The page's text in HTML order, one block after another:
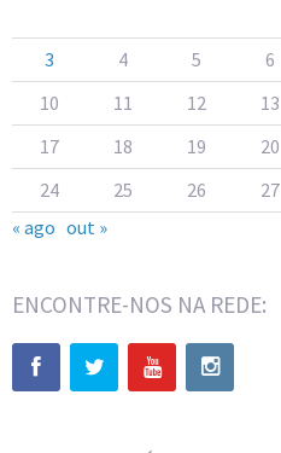
3
4 5 6
10
11 12 13
17
18 19 20
24
25 26 27
« ago out »
ENCONTRE-NOS NA REDE: